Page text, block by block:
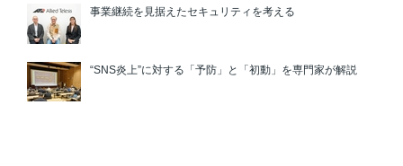
事業継続を見据えたセキュリティを考える
“SNS炎上”に対する「予防」と「初動」を専門家が解説